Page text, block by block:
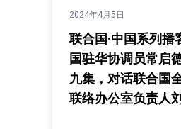
2024年4月5日
联合国·中国系列播
国驻华协调员常启
九集，对话联合国
联络办公室负责人